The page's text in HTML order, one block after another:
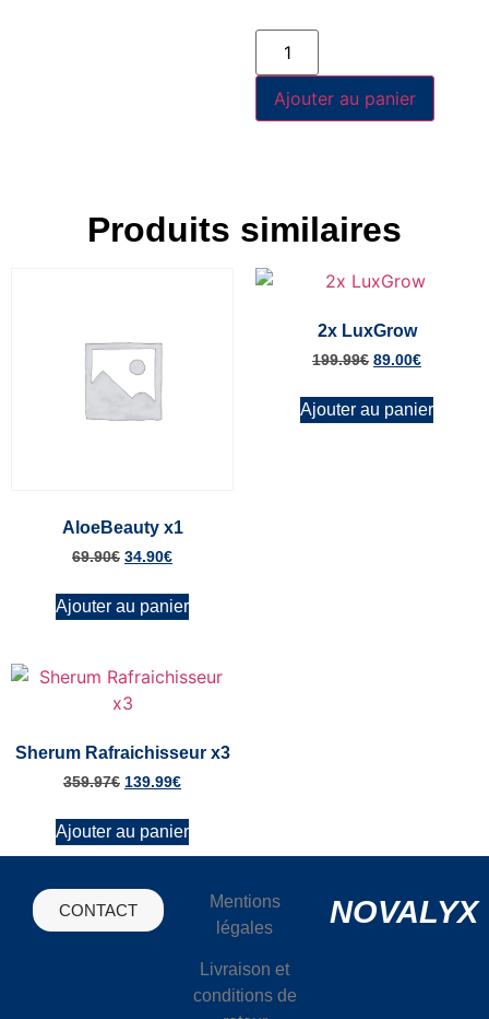
Ajouter au panier
Produits similaires
AloeBeauty x1
69.90€ 34.90€
Ajouter au panier
2x LuxGrow
199.99€ 89.00€
Ajouter au panier
Sherum Rafraichisseur x3
359.97€ 139.99€
Ajouter au panier
CONTACT
Mentions
légales
Livraison et
conditions de
NOVALYX